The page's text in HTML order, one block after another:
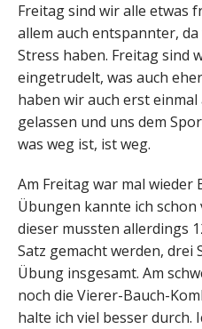
Freitag sind wir alle etwas
allem auch entspannter,
Stress haben. Freitag sind
eingetrudelt, was auch
haben wir auch erst
gelassen und uns dem
was weg ist, ist weg.
Am Freitag war mal wieder
Übungen kannte ich schon
dieser mussten allerdings
Satz gemacht werden, drei
Übung insgesamt. Am
noch die Vierer-Bauch-
halte ich viel besser durch.